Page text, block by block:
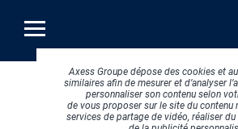
contenu
principal
Axess Groupe dépose des cookies et
similaires afin de mesurer et d’analyser
personnaliser son contenu selon
de vous proposer sur le site du contenu
services de partage de vidéo, réaliser